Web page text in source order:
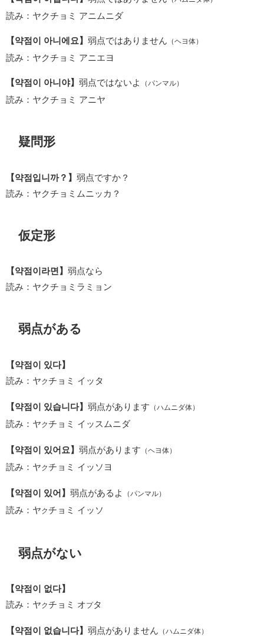
読み：ヤクチョミ アニムニダ
【약점이 아니에요】 弱点ではありません （ヘヨ体）
読み：ヤクチョミ アニエヨ
【약점이 아니야】 弱点ではないよ （パンマル）
読み：ヤクチョミ アニヤ
疑問形
【약점입니까？】 弱点ですか？
読み：ヤクチョミムニッカ？
仮定形
【약점이라면】 弱点なら
読み：ヤクチョミラミョン
弱点がある
【약점이 있다】
読み：ヤクチョミ イッタ
【약점이 있습니다】 弱点があります （ハムニダ体）
読み：ヤクチョミ イッスムニダ
【약점이 있어요】 弱点があります （ヘヨ体）
読み：ヤクチョミ イッソヨ
【약점이 있어】 弱点があるよ （パンマル）
読み：ヤクチョミ イッソ
弱点がない
【약점이 없다】
読み：ヤクチョミ オプタ
【약점이 없습니다】 弱点がありません （ハムニダ体）